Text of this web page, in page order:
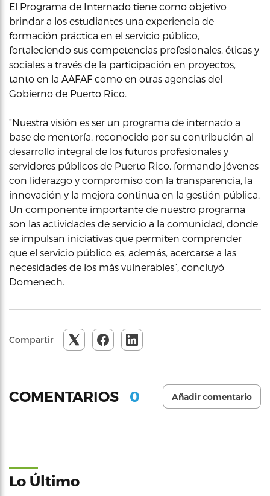
El Programa de Internado tiene como objetivo
brindar a los estudiantes una experiencia de
formación práctica en el servicio público,
fortaleciendo sus competencias profesionales, éticas y
sociales a través de la participación en proyectos,
tanto en la AAFAF como en otras agencias del
Gobierno de Puerto Rico.
“Nuestra visión es ser un programa de internado a
base de mentoría, reconocido por su contribución al
desarrollo integral de los futuros profesionales y
servidores públicos de Puerto Rico, formando jóvenes
con liderazgo y compromiso con la transparencia, la
innovación y la mejora continua en la gestión pública.
Un componente importante de nuestro programa
son las actividades de servicio a la comunidad, donde
se impulsan iniciativas que permiten comprender
que el servicio público es, además, acercarse a las
necesidades de los más vulnerables”, concluyó
Domenech.
Compartir
COMENTARIOS 0 Añadir comentario
Lo Último